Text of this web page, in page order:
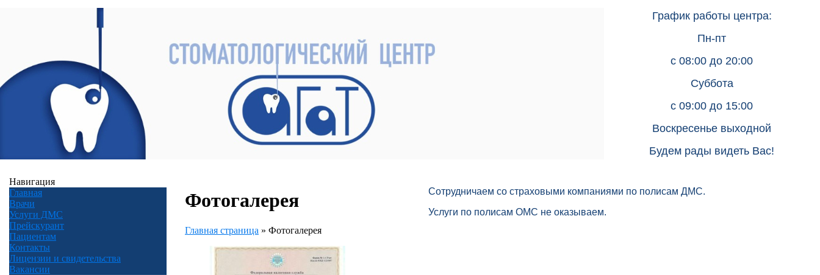
График работы центра:
Пн-пт
с 08:00 до 20:00
Суббота
с 09:00 до 15:00
Воскресенье выходной
Будем рады видеть Вас!
Навигация
Главная
Врачи
Услуги ДМС
Прейскурант
Пациентам
Контакты
Лицензии и свидетельства
Вакансии
Фотогалерея
Главная страница » Фотогалерея
Сотрудничаем со страховыми компаниями по полисам ДМС.
Услуги по полисам ОМС не оказываем.